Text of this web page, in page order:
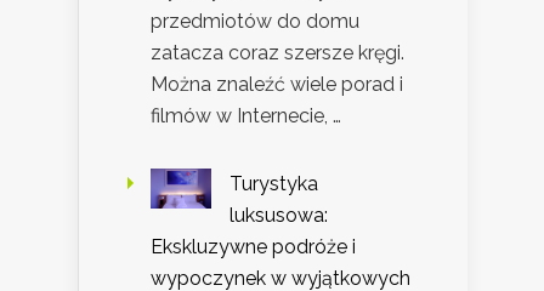
przedmiotów do domu
zatacza coraz szersze kręgi.
Można znaleźć wiele porad i
filmów w Internecie, …
Turystyka
luksusowa:
Ekskluzywne podróże i
wypoczynek w wyjątkowych